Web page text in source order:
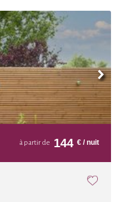
à partir de 144 € / nuit